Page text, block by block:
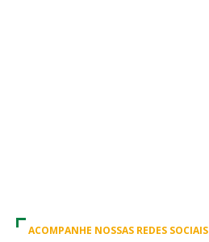
ACOMPANHE NOSSAS REDES SOCIAIS